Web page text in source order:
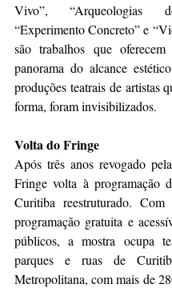
Vivo”, “Arqueologias
“Experimento Concreto” e
são trabalhos que
panorama do alcance
produções teatrais de artistas
forma, foram invisibilizados.
Volta do Fringe
Após três anos revogado
Fringe volta à programação
Curitiba reestruturado.
programação gratuita e
públicos, a mostra ocupa
parques e ruas de
Metropolitana, com mais de